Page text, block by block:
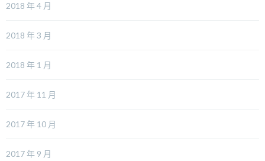
2018 年 4 月
2018 年 3 月
2018 年 1 月
2017 年 11 月
2017 年 10 月
2017 年 9 月